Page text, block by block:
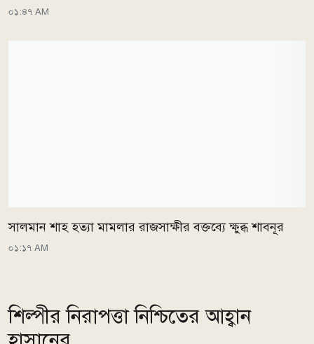
০১:৪৭ AM
সালমান শাহ হত্যা মামলার রাজসাক্ষীর বক্তব্যে ক্ষুব্ধ শাবনূর
০১:১৭ AM
শিল্পীর নিরাপত্তা নিশ্চিতের আহ্বান